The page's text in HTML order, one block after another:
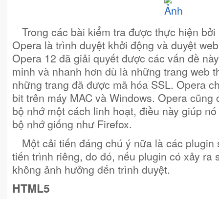
Trong các bài kiểm tra được thực hiện
Opera là trình duyệt khởi động và duyệt
Opera 12 đã giải quyết được các vấn đề
minh và nhanh hơn dù là những trang web
những trang đã được mã hóa SSL. Opera
bit trên máy MAC và Windows. Opera
bộ nhớ một cách linh hoạt, điều này giúp
bộ nhớ giống như Firefox.
Một cải tiến đáng chú ý nữa là các
tiến trình riêng, do đó, nếu plugin có xảy ra
không ảnh hưởng đến trình duyệt.
HTML5